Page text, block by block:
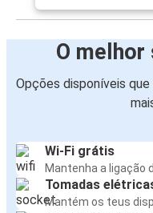
O
Opções disponíveis
Wi-Fi grátis
Mantenha a ligação
Tomadas
Mantém os teus